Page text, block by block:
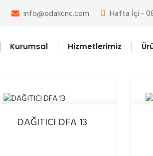
info@odakcnc.com Hafta İçi -
Kurumsal Hizmetlerimiz
DAĞITICI DFA 13